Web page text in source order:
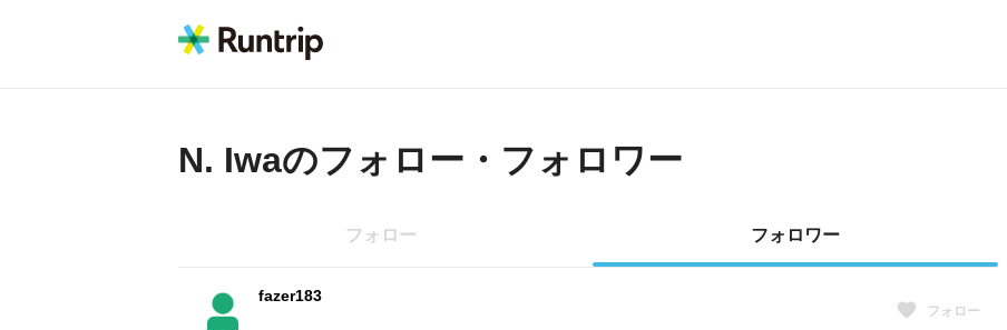
N. Iwaのフォロー・フォロワー
フォロー フォロワー
fazer183
フォロー